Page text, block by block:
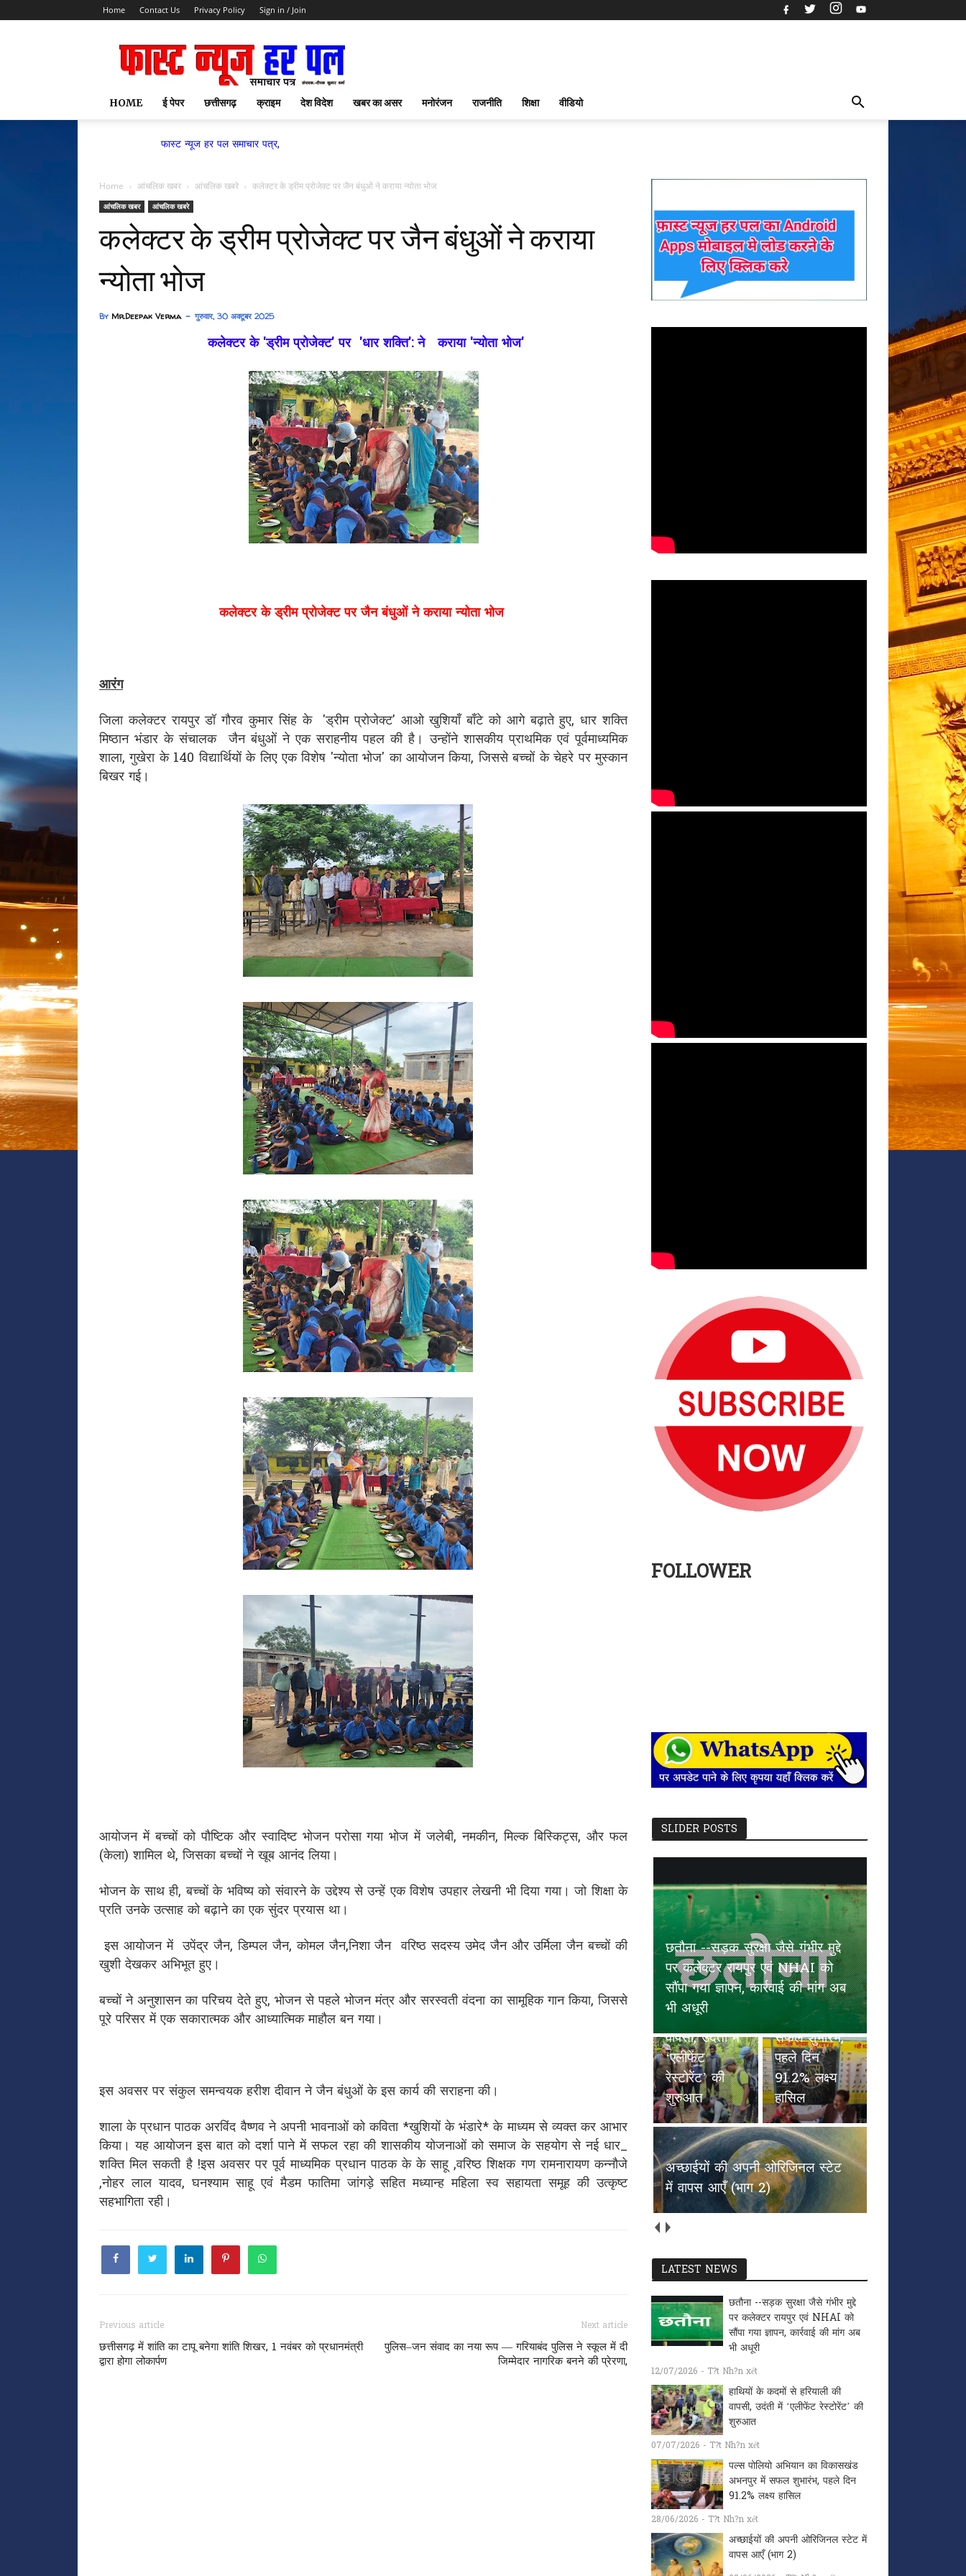
Home Contact Us Privacy Policy Sign in / Join
HOME ई पेपर छत्तीसगढ़ क्राइम देश विदेश खबर का असर मनोरंजन राजनीति शिक्षा वीडियो
फास्ट न्यूज हर पल समाचार पत्र,
Home आंचलिक खबर आंचलिक खबरे कलेक्टर के ड्रीम प्रोजेक्ट पर जैन बंधुओं ने कराया न्योता भोज
आंचलिक खबर आंचलिक खबरे
कलेक्टर के ड्रीम प्रोजेक्ट पर जैन बंधुओं ने कराया
न्योता भोज
By Mr.Deepak Verma गुरुवार, 30 अक्टूबर 2025
कलेक्टर के 'ड्रीम प्रोजेक्ट' पर 'धार शक्ति': ने कराया 'न्योता भोज'
कलेक्टर के ड्रीम प्रोजेक्ट पर जैन बंधुओं ने कराया न्योता भोज
आरंग
जिला कलेक्टर रायपुर डॉ गौरव कुमार सिंह के 'ड्रीम प्रोजेक्ट' आओ खुशियाँ बाँटे को आगे बढ़ाते हुए, धार शक्ति
मिष्ठान भंडार के संचालक जैन बंधुओं ने एक सराहनीय पहल की है। उन्होंने शासकीय प्राथमिक एवं पूर्वमाध्यमिक
शाला, गुखेरा के 140 विद्यार्थियों के लिए एक विशेष 'न्योता भोज' का आयोजन किया, जिससे बच्चों के चेहरे पर मुस्कान
बिखर गई।
आयोजन में बच्चों को पौष्टिक और स्वादिष्ट भोजन परोसा गया भोज में जलेबी, नमकीन, मिल्क बिस्किट्स, और फल
(केला) शामिल थे, जिसका बच्चों ने खूब आनंद लिया।
भोजन के साथ ही, बच्चों के भविष्य को संवारने के उद्देश्य से उन्हें एक विशेष उपहार लेखनी भी दिया गया। जो शिक्षा के
प्रति उनके उत्साह को बढ़ाने का एक सुंदर प्रयास था।
इस आयोजन में उपेंद्र जैन, डिम्पल जैन, कोमल जैन,निशा जैन वरिष्ठ सदस्य उमेद जैन और उर्मिला जैन बच्चों की
खुशी देखकर अभिभूत हुए।
बच्चों ने अनुशासन का परिचय देते हुए, भोजन से पहले भोजन मंत्र और सरस्वती वंदना का सामूहिक गान किया, जिससे
पूरे परिसर में एक सकारात्मक और आध्यात्मिक माहौल बन गया।
इस अवसर पर संकुल समन्वयक हरीश दीवान ने जैन बंधुओं के इस कार्य की सराहना की।
शाला के प्रधान पाठक अरविंद वैष्णव ने अपनी भावनाओं को कविता *खुशियों के भंडारे* के माध्यम से व्यक्त कर आभार
किया। यह आयोजन इस बात को दर्शा पाने में सफल रहा की शासकीय योजनाओं को समाज के सहयोग से नई धार_
शक्ति मिल सकती है !इस अवसर पर पूर्व माध्यमिक प्रधान पाठक के के साहू ,वरिष्ठ शिक्षक गण रामनारायण कन्नौजे
,नोहर लाल यादव, घनश्याम साहू एवं मैडम फातिमा जांगड़े सहित मध्यान्ह महिला स्व सहायता समूह की उत्कृष्ट
सहभागिता रही।
Previous article
छत्तीसगढ़ में शांति का टापू बनेगा शांति शिखर, 1 नवंबर को प्रधानमंत्री
द्वारा होगा लोकार्पण
Next article
पुलिस–जन संवाद का नया रूप — गरियाबंद पुलिस ने स्कूल में दी
जिम्मेदार नागरिक बनने की प्रेरणा,
FOLLOWER
SLIDER POSTS
छतौना --सड़क सुरक्षा जैसे गंभीर मुद्दे
पर कलेक्टर रायपुर एवं NHAI को
सौंपा गया ज्ञापन, कार्रवाई की मांग अब
भी अधूरी
हाथियों के
कदमों से
हरियाली की
वापसी, उदंती में
‘एलीफेंट
रेस्टोरेंट’ की
शुरुआत
पल्स पोलियो
अभियान का
विकासखंड
अभनपुर में
सफल शुभारंभ,
पहले दिन
91.2% लक्ष्य
हासिल
अच्छाईयों की अपनी ओरिजिनल स्टेट
में वापस आएँ (भाग 2)
LATEST NEWS
छतौना --सड़क सुरक्षा जैसे गंभीर मुद्दे
पर कलेक्टर रायपुर एवं NHAI को
सौंपा गया ज्ञापन, कार्रवाई की मांग अब
भी अधूरी
12/07/2026 - T?t Nh?n xét
हाथियों के कदमों से हरियाली की
वापसी, उदंती में ‘एलीफेंट रेस्टोरेंट’ की
शुरुआत
07/07/2026 - T?t Nh?n xét
पल्स पोलियो अभियान का विकासखंड
अभनपुर में सफल शुभारंभ, पहले दिन
91.2% लक्ष्य हासिल
28/06/2026 - T?t Nh?n xét
अच्छाईयों की अपनी ओरिजिनल स्टेट में
वापस आएँ (भाग 2)